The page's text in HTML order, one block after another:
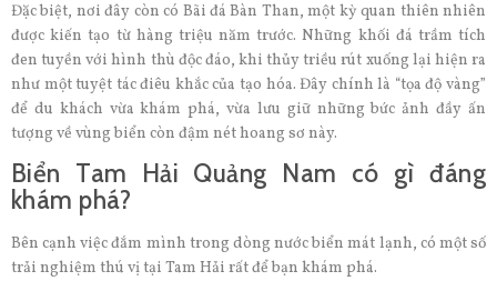
Đặc biệt, nơi đây còn có Bãi đá Bàn Than, một kỳ quan thiên nhiên
được kiến tạo từ hàng triệu năm trước. Những khối đá trầm tích
đen tuyền với hình thù độc đáo, khi thủy triều rút xuống lại hiện ra
như một tuyệt tác điêu khắc của tạo hóa. Đây chính là “tọa độ vàng”
để du khách vừa khám phá, vừa lưu giữ những bức ảnh đầy ấn
tượng về vùng biển còn đậm nét hoang sơ này.
Biển Tam Hải Quảng Nam có gì đáng
khám phá?
Bên cạnh việc đắm mình trong dòng nước biển mát lạnh, có một số
trải nghiệm thú vị tại Tam Hải rất để bạn khám phá.